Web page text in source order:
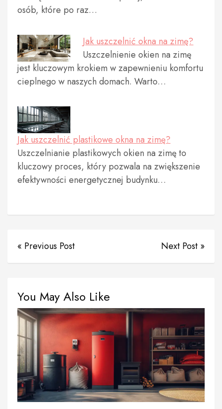
osób, które po raz…
Jak uszczelnić okna na zimę?
Uszczelnienie okien na zimę
jest kluczowym krokiem w zapewnieniu komfortu
cieplnego w naszych domach. Warto…
Jak uszczelnić plastikowe okna na zimę?
Uszczelnianie plastikowych okien na zimę to
kluczowy proces, który pozwala na zwiększenie
efektywności energetycznej budynku…
« Previous Post Next Post »
You May Also Like